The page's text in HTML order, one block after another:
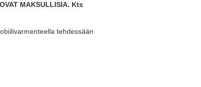
MAKSULLISIA. Kts
tehdessään